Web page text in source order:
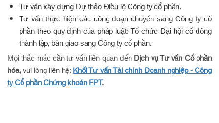
Tư vấn xây dựng Dự thảo Điều lệ Công ty cổ phần.
Tư vấn thực hiện các công đoạn chuyển sang Công ty cổ
phần theo quy định của pháp luật: Tổ chức Đại hội cổ đông
thành lập, bàn giao sang Công ty cổ phần.
Mọi thắc mắc cần tư vấn liên quan đếnDịch vụ Tư vấn Cổ phần
hóa,vui lòng liên hệ:Khối Tư vấn Tài chính Doanh nghiệp - Công
ty Cổ phần Chứng khoán FPT.